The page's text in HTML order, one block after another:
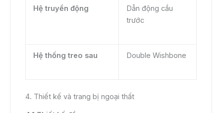
Hệ truyền động
Dẫn động cầu
trước
Hệ thống treo sau Double Wishbone
4. Thiết kế và trang bị ngoại thất